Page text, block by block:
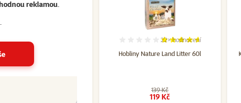
reklamou.
.
Nature Land Brunch
srdíčka řepa 150g
Hodnocení 100%, počet hodnocení: 2
Hobliny Nature Land Litter 60l
Hodnocení 92%, počet
22×hodnocení
139 Kč
119 Kč